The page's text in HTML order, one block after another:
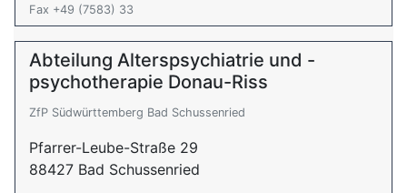
Fax +49 (7583) 33
Abteilung Alterspsychiatrie und -
psychotherapie Donau-Riss
ZfP Südwürttemberg Bad Schussenried
Pfarrer-Leube-Straße 29
88427 Bad Schussenried